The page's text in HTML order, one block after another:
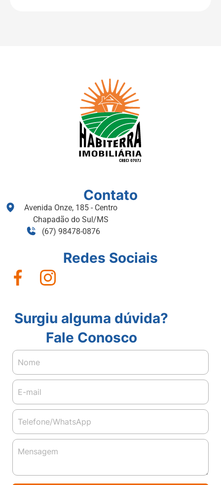
Contato
Avenida Onze, 185 - Centro
Chapadão do Sul/MS
(67) 98478-0876
Redes Sociais
Surgiu alguma dúvida?
Fale Conosco